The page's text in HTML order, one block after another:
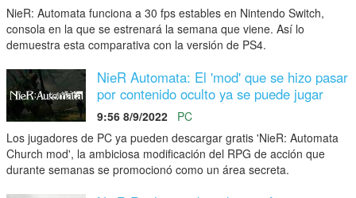
NieR: Automata funciona a 30 fps estables en Nintendo Switch,
consola en la que se estrenará la semana que viene. Así lo
demuestra esta comparativa con la versión de PS4.
NieR Automata: El 'mod' que se hizo pasar
por contenido oculto ya se puede jugar
9:56 8/9/2022
PC
Los jugadores de PC ya pueden descargar gratis 'NieR: Automata
Church mod', la ambiciosa modificación del RPG de acción que
durante semanas se promocionó como un área secreta.